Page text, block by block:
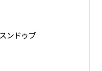
ンドゥブ